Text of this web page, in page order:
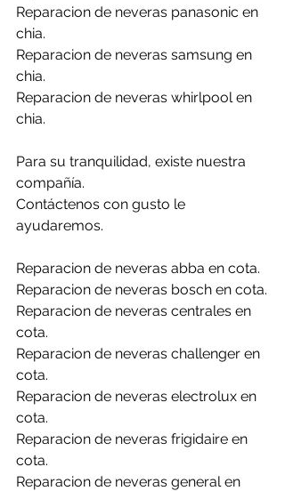
Reparacion de neveras panasonic en
chia.
Reparacion de neveras samsung en
chia.
Reparacion de neveras whirlpool en
chia.
Para su tranquilidad, existe nuestra
compañía.
Contáctenos con gusto le
ayudaremos.
Reparacion de neveras abba en cota.
Reparacion de neveras bosch en cota.
Reparacion de neveras centrales en
cota.
Reparacion de neveras challenger en
cota.
Reparacion de neveras electrolux en
cota.
Reparacion de neveras frigidaire en
cota.
Reparacion de neveras general en